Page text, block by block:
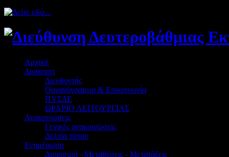
Αρχική
Διοίκηση
Διευθυντής
Οργανόγραμμα & Επικοινωνία
ΠΥΣΔΕ
ΩΡΑΡΙΟ ΛΕΙΤΟΥΡΓΙΑΣ
Ανακοινώσεις
Γενικές ανακοινώσεις
Δελτία τύπου
Ενημέρωση
Διορισμοί - Μεταθέσεις - Μετατάξεις